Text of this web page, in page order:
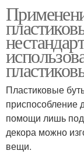
Пластиковые
приспособление
помощи лишь
декора можно
вещи.